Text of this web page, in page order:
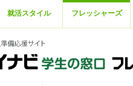
就活スタイル フレッシャーズ